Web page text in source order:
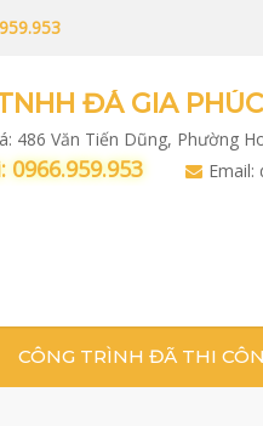
ĐÁ GIA PHÚC
486 Văn Tiến Dũng, Phường
Email:
CÔNG TRÌNH ĐÃ THI